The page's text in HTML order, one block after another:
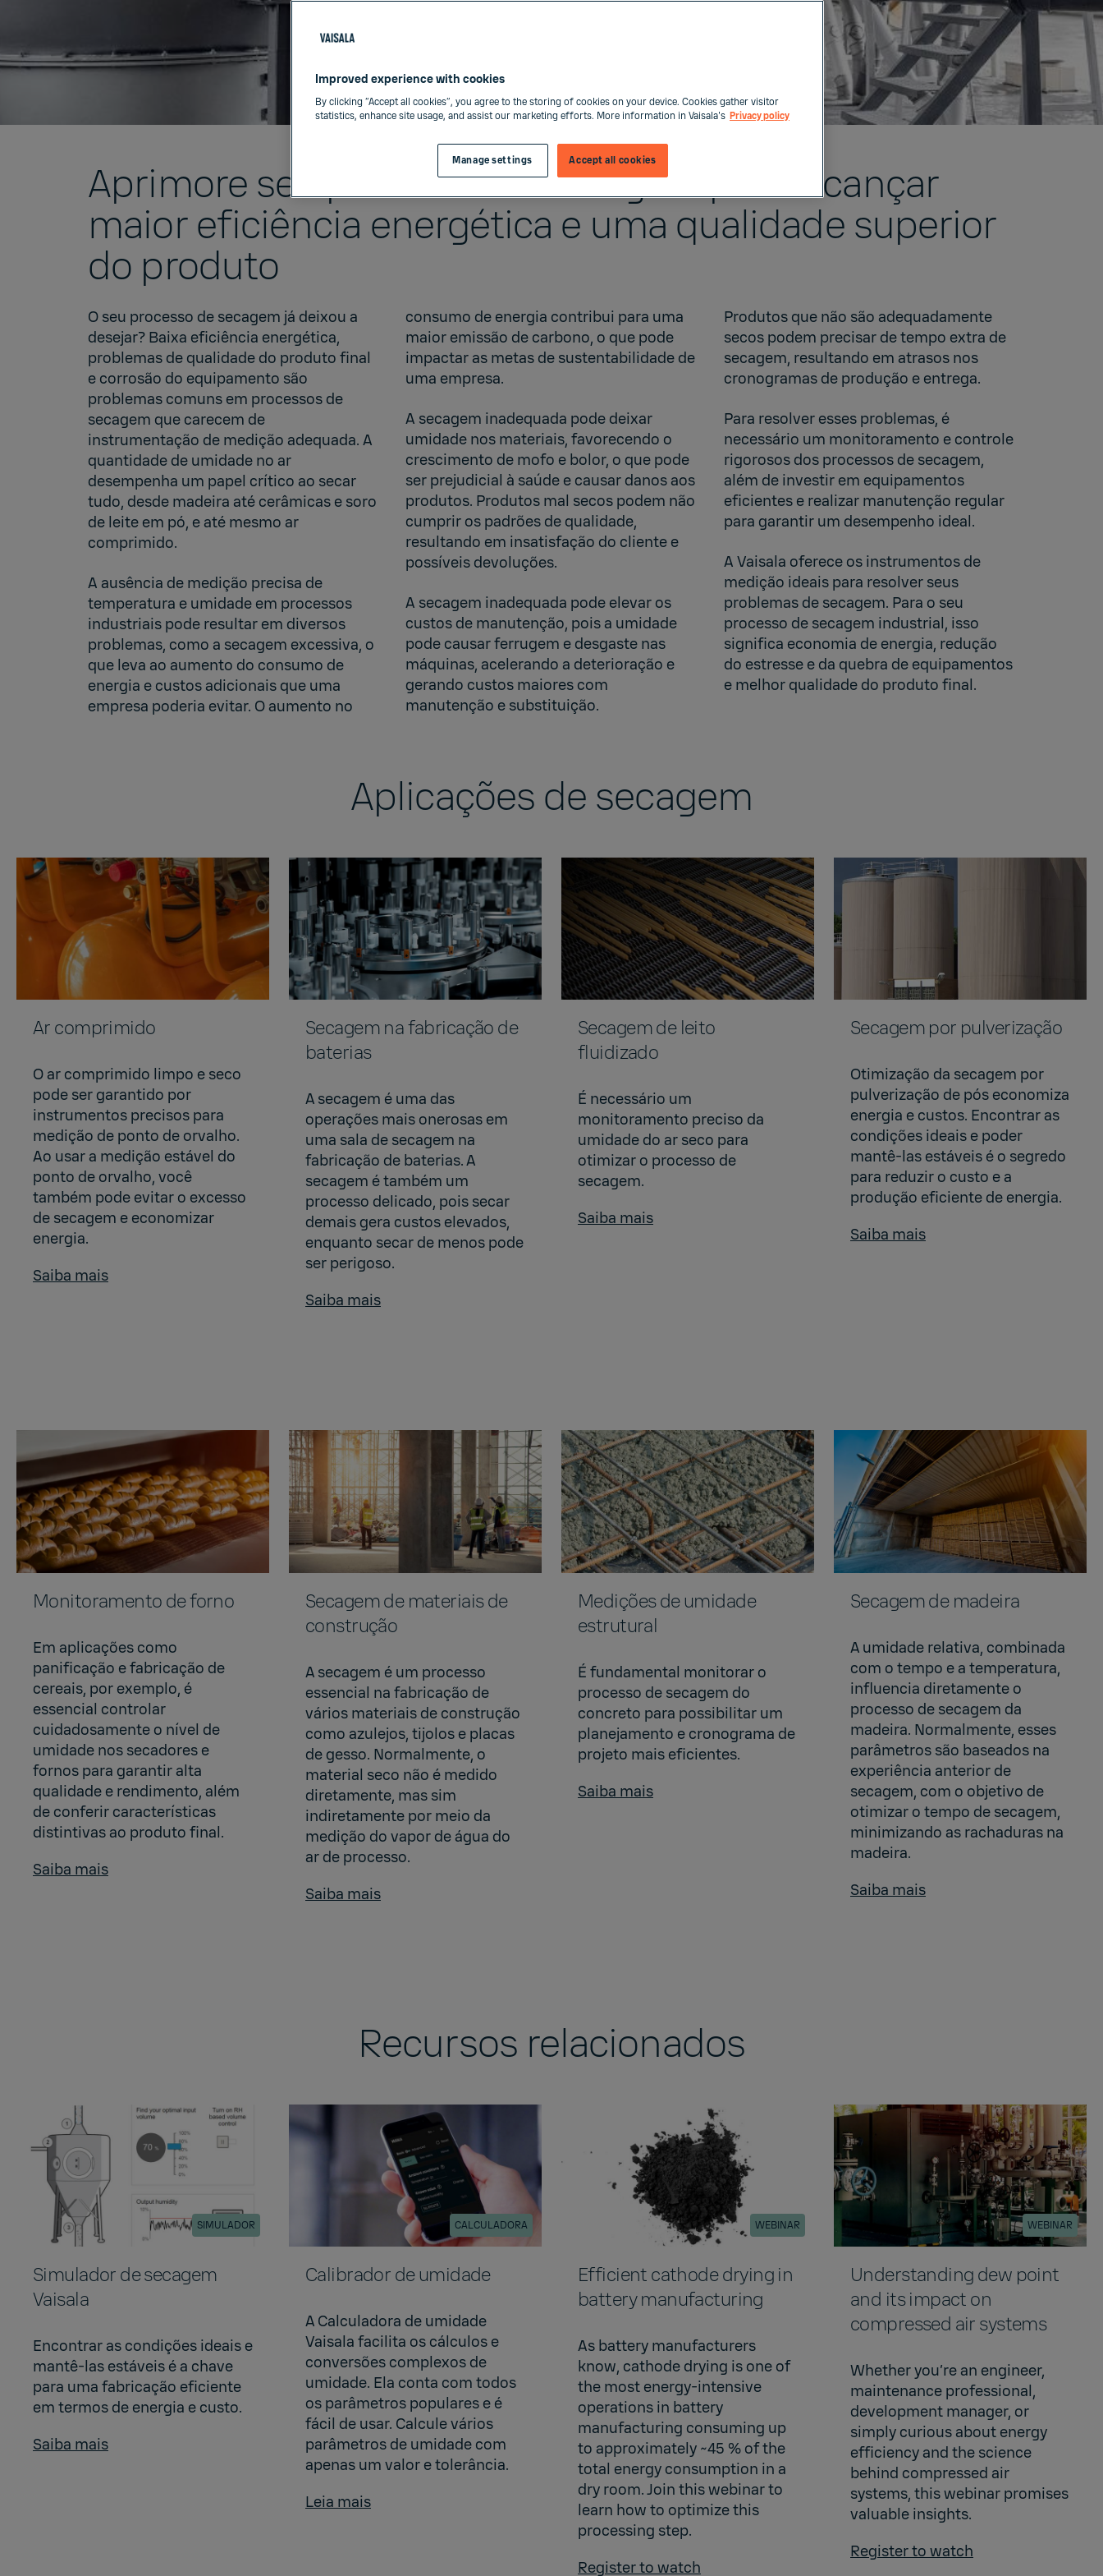
Aprimore seu processo de secagem para alcançar
maior eficiência energética e uma qualidade superior
do produto
O seu processo de secagem já deixou a
desejar? Baixa eficiência energética,
problemas de qualidade do produto final
e corrosão do equipamento são
problemas comuns em processos de
secagem que carecem de
instrumentação de medição adequada. A
quantidade de umidade no ar
desempenha um papel crítico ao secar
tudo, desde madeira até cerâmicas e soro
de leite em pó, e até mesmo ar
comprimido.
A ausência de medição precisa de
temperatura e umidade em processos
industriais pode resultar em diversos
problemas, como a secagem excessiva, o
que leva ao aumento do consumo de
energia e custos adicionais que uma
empresa poderia evitar. O aumento no
consumo de energia contribui para uma
maior emissão de carbono, o que pode
impactar as metas de sustentabilidade de
uma empresa.
A secagem inadequada pode deixar
umidade nos materiais, favorecendo o
crescimento de mofo e bolor, o que pode
ser prejudicial à saúde e causar danos aos
produtos. Produtos mal secos podem não
cumprir os padrões de qualidade,
resultando em insatisfação do cliente e
possíveis devoluções.
A secagem inadequada pode elevar os
custos de manutenção, pois a umidade
pode causar ferrugem e desgaste nas
máquinas, acelerando a deterioração e
gerando custos maiores com
manutenção e substituição.
Produtos que não são adequadamente
secos podem precisar de tempo extra de
secagem, resultando em atrasos nos
cronogramas de produção e entrega.
Para resolver esses problemas, é
necessário um monitoramento e controle
rigorosos dos processos de secagem,
além de investir em equipamentos
eficientes e realizar manutenção regular
para garantir um desempenho ideal.
A Vaisala oferece os instrumentos de
medição ideais para resolver seus
problemas de secagem. Para o seu
processo de secagem industrial, isso
significa economia de energia, redução
do estresse e da quebra de equipamentos
e melhor qualidade do produto final.
Aplicações de secagem
Ar comprimido
O ar comprimido limpo e seco
pode ser garantido por
instrumentos precisos para
medição de ponto de orvalho.
Ao usar a medição estável do
ponto de orvalho, você
também pode evitar o excesso
de secagem e economizar
energia.
Saiba mais
Secagem na fabricação de
baterias
A secagem é uma das
operações mais onerosas em
uma sala de secagem na
fabricação de baterias. A
secagem é também um
processo delicado, pois secar
demais gera custos elevados,
enquanto secar de menos pode
ser perigoso.
Saiba mais
Secagem de leito
fluidizado
É necessário um
monitoramento preciso da
umidade do ar seco para
otimizar o processo de
secagem.
Saiba mais
Secagem por pulverização
Otimização da secagem por
pulverização de pós economiza
energia e custos. Encontrar as
condições ideais e poder
mantê-las estáveis é o segredo
para reduzir o custo e a
produção eficiente de energia.
Saiba mais
Monitoramento de forno
Em aplicações como
panificação e fabricação de
cereais, por exemplo, é
essencial controlar
cuidadosamente o nível de
umidade nos secadores e
fornos para garantir alta
qualidade e rendimento, além
de conferir características
distintivas ao produto final.
Saiba mais
Secagem de materiais de
construção
A secagem é um processo
essencial na fabricação de
vários materiais de construção
como azulejos, tijolos e placas
de gesso. Normalmente, o
material seco não é medido
diretamente, mas sim
indiretamente por meio da
medição do vapor de água do
ar de processo.
Saiba mais
Medições de umidade
estrutural
É fundamental monitorar o
processo de secagem do
concreto para possibilitar um
planejamento e cronograma de
projeto mais eficientes.
Saiba mais
Secagem de madeira
A umidade relativa, combinada
com o tempo e a temperatura,
influencia diretamente o
processo de secagem da
madeira. Normalmente, esses
parâmetros são baseados na
experiência anterior de
secagem, com o objetivo de
otimizar o tempo de secagem,
minimizando as rachaduras na
madeira.
Saiba mais
Recursos relacionados
SIMULADOR
Simulador de secagem
Vaisala
Encontrar as condições ideais e
mantê-las estáveis é a chave
para uma fabricação eficiente
em termos de energia e custo.
Saiba mais
CALCULADORA
Calibrador de umidade
A Calculadora de umidade
Vaisala facilita os cálculos e
conversões complexos de
umidade. Ela conta com todos
os parâmetros populares e é
fácil de usar. Calcule vários
parâmetros de umidade com
apenas um valor e tolerância.
Leia mais
WEBINAR
Efficient cathode drying in
battery manufacturing
As battery manufacturers
know, cathode drying is one of
the most energy-intensive
operations in battery
manufacturing consuming up
to approximately ~45 % of the
total energy consumption in a
dry room. Join this webinar to
learn how to optimize this
processing step.
Register to watch
WEBINAR
Understanding dew point
and its impact on
compressed air systems
Whether you’re an engineer,
maintenance professional,
development manager, or
simply curious about energy
efficiency and the science
behind compressed air
systems, this webinar promises
valuable insights.
Register to watch
Improved experience with cookies
By clicking “Accept all cookies”, you agree to the storing of cookies on your device. Cookies gather visitor
statistics, enhance site usage, and assist our marketing efforts. More information in Vaisala's Privacy policy
Accept all cookies
Manage settings